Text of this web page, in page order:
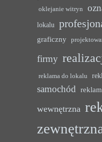
oklejanie witryn
lokalu
graficzny
firmy
reklama do lokalu
samochód
wewnętrzna